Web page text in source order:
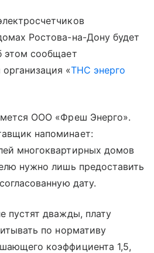
Ростова-на-Дону будет
этом сообщает
«ТНС энерго
ООО «Фреш Энерго».
напоминает:
многоквартирных домов
нужно лишь предоставить
дату.
пустят дважды, плату
по нормативу
коэффициента 1,5,